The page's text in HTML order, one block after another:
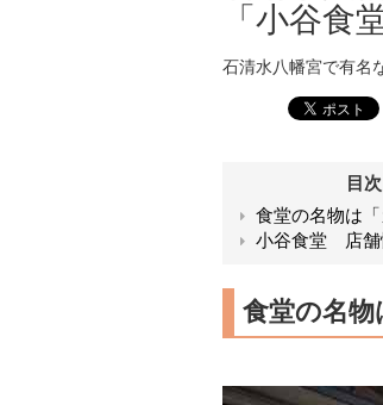
「小谷食
石清水八幡宮で有名
目次
食堂の名物は「
小谷食堂 店舗
食堂の名物